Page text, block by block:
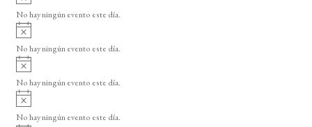
o
v
i
o
No hay ningún evento este día.
A
v
i
o
No hay ningún evento este día.
A
v
i
o
No hay ningún evento este día.
A
v
i
No hay ningún evento este día.